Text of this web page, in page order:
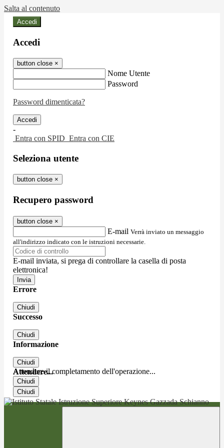
Salta al contenuto
Accedi
Accedi
button close ×
Nome Utente
Password
Password dimenticata?
-
Entra con SPID Entra con CIE
Seleziona utente
button close ×
Recupero password
button close ×
E-mail Verrà inviato un messaggio
all'indirizzo indicato con le istruzioni necessarie.
E-mail inviata, si prega di controllare la casella di posta
elettronica!
Errore
Chiudi
Successo
Chiudi
Informazione
Chiudi
Attendere...
Attendere il completamento dell'operazione...
Chiudi
Chiudi